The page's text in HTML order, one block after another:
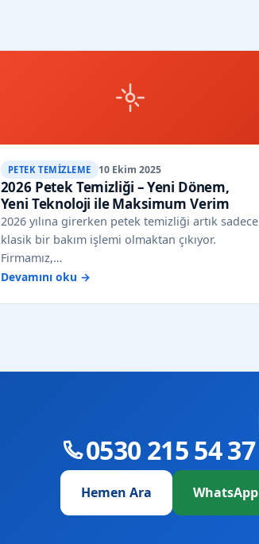
PETEK TEMIZLEME 10 Ekim 2025
2026 Petek Temizliği – Yeni Dönem,
Yeni Teknoloji ile Maksimum Verim
2026 yılına girerken petek temizliği artık sadece
klasik bir bakım işlemi olmaktan çıkıyor.
Firmamız,…
Devamını oku →
0530 215 54 37
Hemen Ara WhatsApp